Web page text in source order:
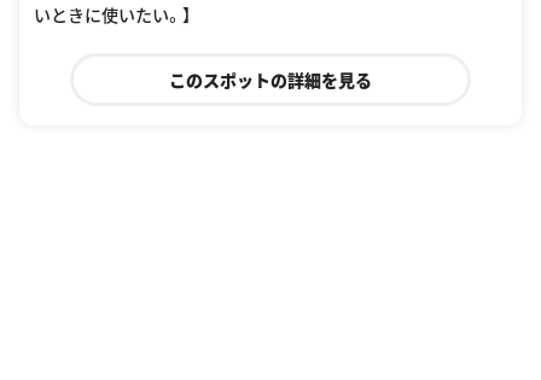
いときに使いたい。】
このスポットの詳細を見る